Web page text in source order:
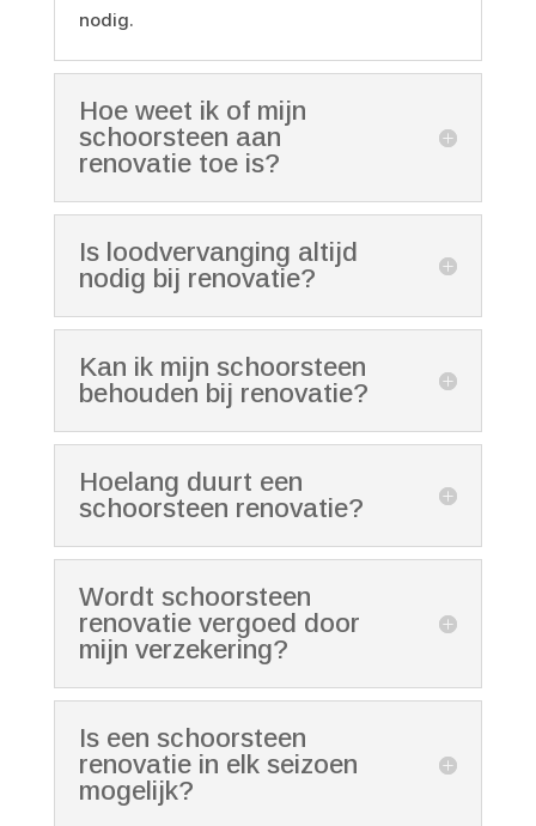
nodig.
Hoe weet ik of mijn
schoorsteen aan
renovatie toe is?
Is loodvervanging altijd
nodig bij renovatie?
Kan ik mijn schoorsteen
behouden bij renovatie?
Hoelang duurt een
schoorsteen renovatie?
Wordt schoorsteen
renovatie vergoed door
mijn verzekering?
Is een schoorsteen
renovatie in elk seizoen
mogelijk?